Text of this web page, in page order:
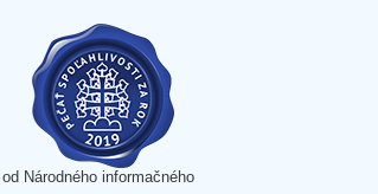
od Národného informačného